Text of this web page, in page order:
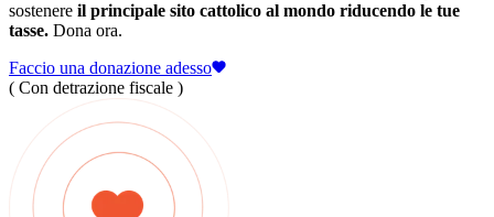
sostenere il principale sito cattolico al mondo riducendo le tue
tasse. Dona ora.
Faccio una donazione adesso
( Con detrazione fiscale )